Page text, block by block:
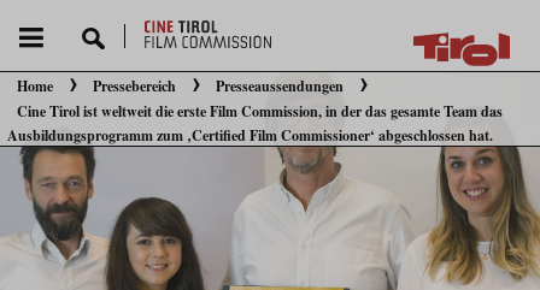
Sie befinden sich hier:
Home Pressebereich
Presseaussendungen
Cine Tirol ist weltweit die erste Film Commission, in der das gesamte Team das
Ausbildungsprogramm zum ‚Certified Film Commissioner‘ abgeschlossen hat.